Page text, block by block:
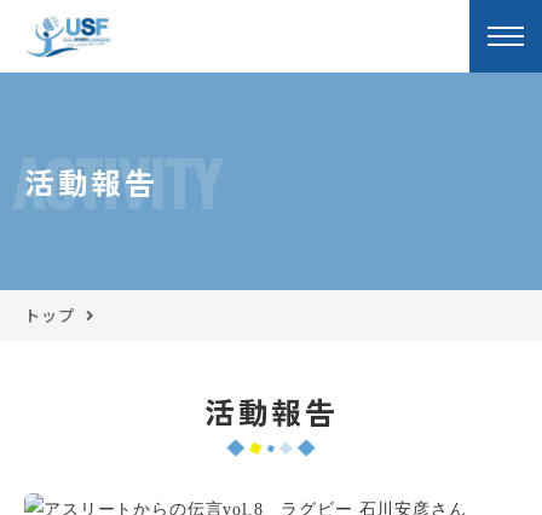
ACTIVITY
活動報告
トップ
活動報告